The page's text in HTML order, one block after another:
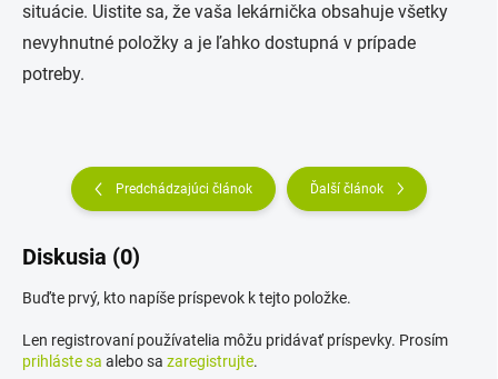
situácie. Uistite sa, že vaša lekárnička obsahuje všetky
nevyhnutné položky a je ľahko dostupná v prípade
potreby.
Predchádzajúci článok Ďalší článok
Diskusia (0)
Buďte prvý, kto napíše príspevok k tejto položke.
Len registrovaní používatelia môžu pridávať príspevky. Prosím
prihláste sa alebo sa zaregistrujte.